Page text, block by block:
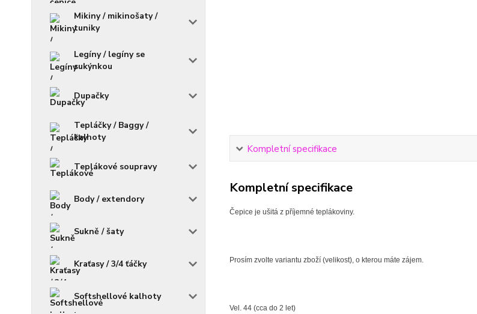
Mikiny / mikinošaty /
tuniky
Legíny / legíny se
sukýnkou
Dupačky
Tepláčky / Baggy /
kalhoty
Teplákové soupravy
Body / extendory
Sukně / šaty
Kraťasy / 3/4 ťáčky
Softshellové kalhoty
Kompletní specifikace
Kompletní specifikace
Čepice je ušitá z příjemné teplákoviny.
Prosím zvolte variantu zboží (velikost), o kterou máte zájem.
Vel. 44 (cca do 2 let)